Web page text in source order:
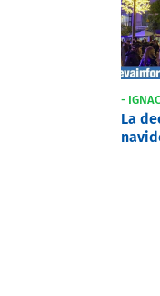
-
La